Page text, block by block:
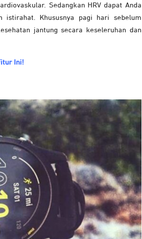
Sedangkan HRV dapat Anda
istirahat. Khususnya pagi hari sebelum
jantung secara keseleruhan dan
Ini!